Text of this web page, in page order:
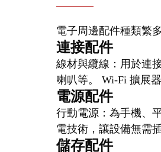
電子周邊配件種類繁
連接配件
線材與纜線：用於連
喇叭等。 Wi-Fi 擴展
電源配件
行動電源：為手機、
電技術，讓設備無需
儲存配件